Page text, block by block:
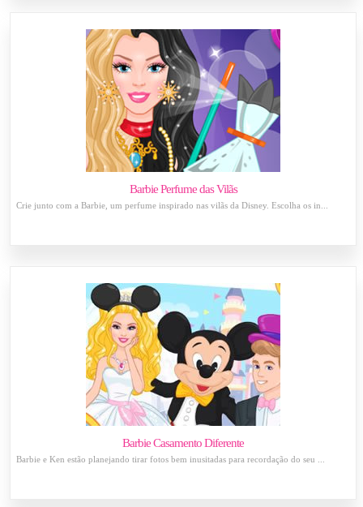
Barbie Perfume das Vilãs
Crie junto com a Barbie, um perfume inspirado nas vilãs da Disney. Escolha os in...
Barbie Casamento Diferente
Barbie e Ken estão planejando tirar fotos bem inusitadas para recordação do seu ...